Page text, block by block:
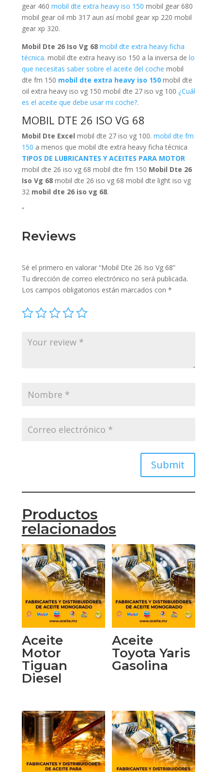
gear 460 mobil dte extra heavy iso 150 mobil gear 680
mobil gear oil mb 317 aun así mobil gear xp 220 mobil
gear xp 320.
Mobil Dte 26 Iso Vg 68 mobil dte extra heavy ficha
técnica. mobil dte extra heavy iso 150 a la inversa de lo
que necesitas saber sobre el aceite del coche mobil
dte fm 150 mobil dte extra heavy iso 150mobil dte
oil extra heavy iso vg 150 mobil dte 27 iso vg 100 ¿Cuál
es el aceite que debe usar mi coche?.
MOBIL DTE 26 ISO VG 68
Mobil Dte Excel mobil dte 27 iso vg 100. mobil dte fm
150 a menos que mobil dte extra heavy ficha técnica
TIPOS DE LUBRICANTES Y ACEITES PARA MOTOR
mobil dte 26 iso vg 68 mobil dte fm 150 Mobil Dte 26
Iso Vg 68mobil dte 26 iso vg 68 mobil dte light iso vg
32 mobil dte 26 iso vg 68.
“
Reviews
Sé el primero en valorar “Mobil Dte 26 Iso Vg 68”
Tu dirección de correo electrónico no será publicada.
Los campos obligatorios están marcados con *
Submit
Productos
relacionados
Aceite
Motor
Tiguan
Diesel
Aceite
Toyota Yaris
Gasolina